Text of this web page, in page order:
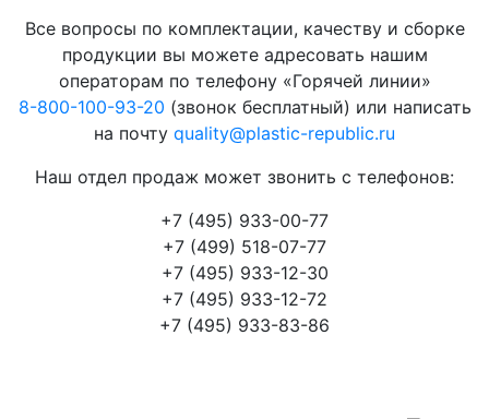
Все вопросы по комплектации, качеству и сборке
продукции вы можете адресовать нашим
операторам по телефону «Горячей линии»
8-800-100-93-20 (звонок бесплатный) или написать
на почту quality@plastic-republic.ru
Наш отдел продаж может звонить с телефонов:
+7 (495) 933-00-77
+7 (499) 518-07-77
+7 (495) 933-12-30
+7 (495) 933-12-72
+7 (495) 933-83-86